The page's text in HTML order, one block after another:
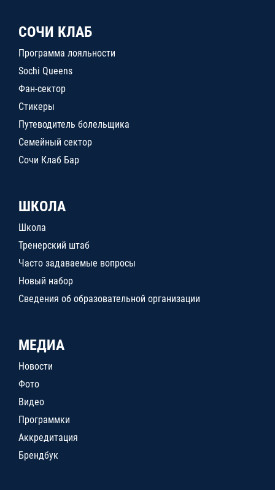
СОЧИ КЛАБ
Программа лояльности
Sochi Queens
Фан-сектор
Стикеры
Путеводитель болельщика
Семейный сектор
Сочи Клаб Бар
ШКОЛА
Школа
Тренерский штаб
Часто задаваемые вопросы
Новый набор
Сведения об образовательной организации
МЕДИА
Новости
Фото
Видео
Программки
Аккредитация
Брендбук